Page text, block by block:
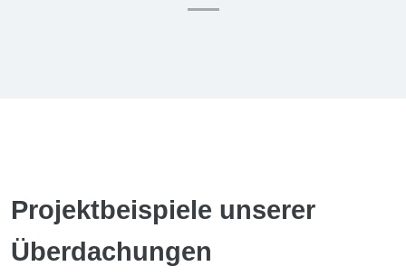
Projektbeispiele unserer
Überdachungen